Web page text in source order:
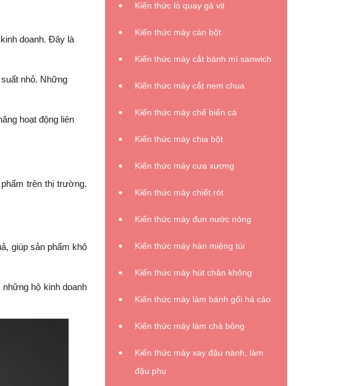
doanh. Đây là
nhỏ. Những
hoạt động liên
trên thị trường.
giúp sản phẩm khô
hộ kinh doanh
Kiến thức lò quay gà vịt
Kiến thức máy cán bột
Kiến thức máy cắt bánh mì sanwich
Kiến thức máy cắt nem chua
Kiến thức máy chế biến cá
Kiến thức máy chia bột
Kiến thức máy cưa xương
Kiến thức máy chiết rót
Kiến thức máy đun nước nóng
Kiến thức máy hàn miệng túi
Kiến thức máy hút chân không
Kiến thức máy làm bánh gối há cảo
Kiến thức máy làm chà bông
Kiến thức máy xay đậu nành, làm
đậu phụ